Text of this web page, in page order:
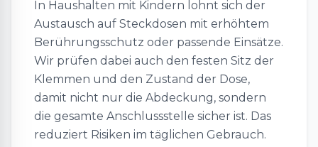
In Haushalten mit Kindern lohnt sich der
Austausch auf Steckdosen mit erhöhtem
Berührungsschutz oder passende Einsätze.
Wir prüfen dabei auch den festen Sitz der
Klemmen und den Zustand der Dose,
damit nicht nur die Abdeckung, sondern
die gesamte Anschlussstelle sicher ist. Das
reduziert Risiken im täglichen Gebrauch.